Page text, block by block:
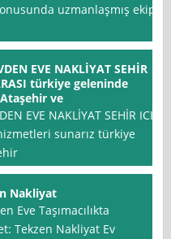
uzmanlaşmış ekip
EVE NAKLİYAT SEHİR
türkiye geleninde
ve
EVE NAKLİYAT SEHİR ICI
sunarız türkiye
Nakliyat
Eve Taşımacılıkta
Tekzen Nakliyat Ev